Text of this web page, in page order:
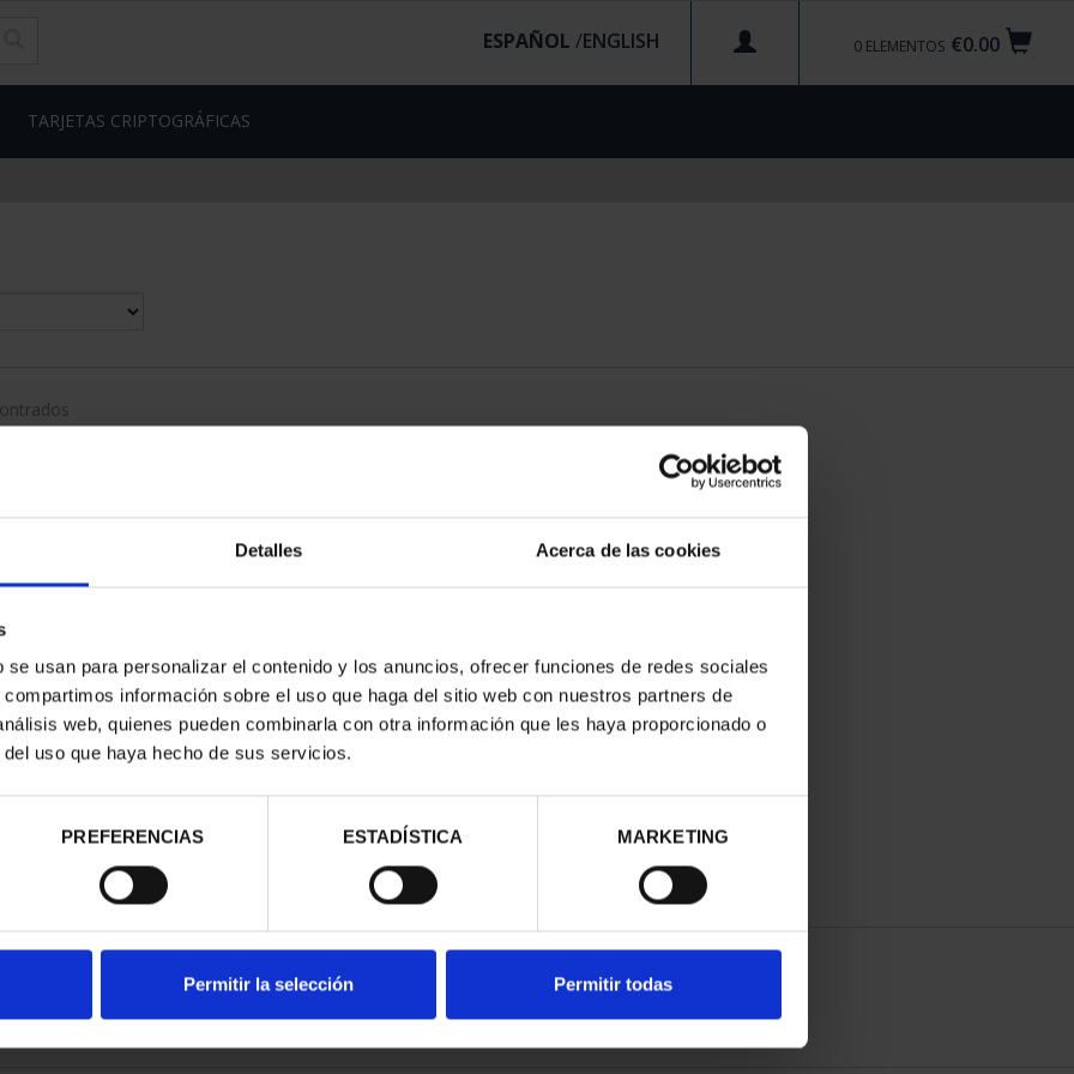
Detalles Acerca de las cookies
usan para personalizar el contenido y los anuncios, ofrecer funciones de redes sociales
información sobre el uso que haga del sitio web con nuestros partners de
web, quienes pueden combinarla con otra información que les haya proporcionado o
uso que haya hecho de sus servicios.
PREFERENCIAS ESTADÍSTICA MARKETING
Permitir la selección Permitir todas
€0.00
0 ELEMENTOS
ESPAÑOL /
TARJETAS CRIPTOGRÁFICAS
-